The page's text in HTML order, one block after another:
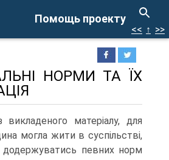
Помощь проекту
<< ↑ >>
НОРМИ ТА ЇХ
матеріалу, для
могла жити в суспільстві,
додержуватись певних норм